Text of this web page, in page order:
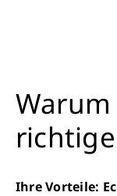
Warum
Ihre Vorteile: